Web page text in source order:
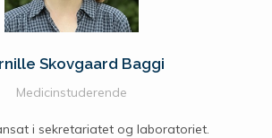
Skovgaard Baggi
Medicinstuderende
i sekretariatet og laboratoriet.